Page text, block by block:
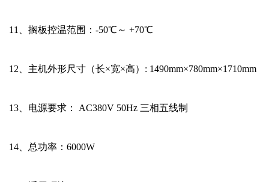
11、搁板控温范围：-50℃～ +70℃
12、 主机外形尺寸（长×宽×高）: 1490mm×780mm×1710mm
13、 电源要求： AC380V 50Hz 三相五线制
14、 总功率：6000W